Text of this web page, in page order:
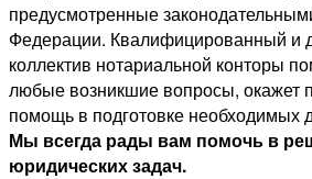
предусмотренные
Федерации. Квалифицированный и
коллектив нотариальной конторы
любые возникшие вопросы, окажет
помощь в подготовке необходимых
Мы всегда рады вам помочь в
юридических задач.